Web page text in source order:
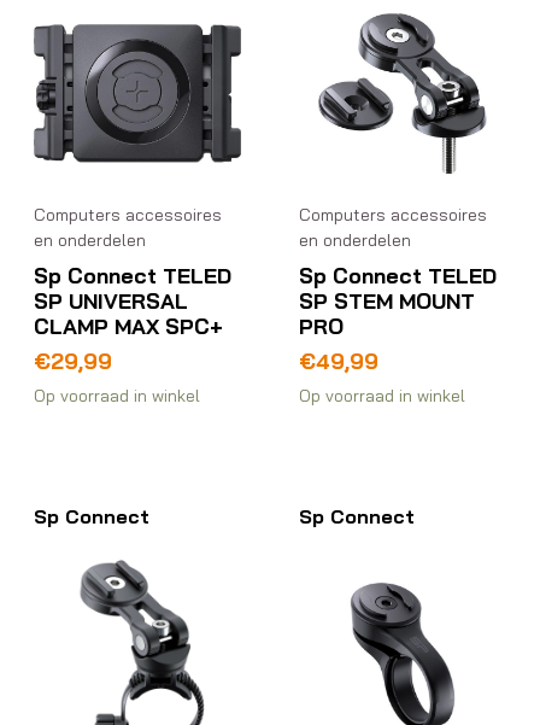
Computers accessoires
en onderdelen
Sp Connect TELED
SP UNIVERSAL
CLAMP MAX SPC+
€29,99
Op voorraad in winkel
Computers accessoires
en onderdelen
Sp Connect TELED
SP STEM MOUNT
PRO
€49,99
Op voorraad in winkel
Sp Connect Sp Connect